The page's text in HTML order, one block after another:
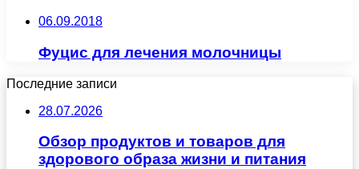
06.09.2018
Фуцис для лечения молочницы
Последние записи
28.07.2026
Обзор продуктов и товаров для
здорового образа жизни и питания